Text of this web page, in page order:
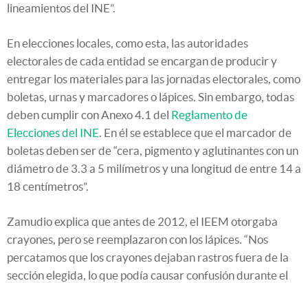
lineamientos del INE”.
En elecciones locales, como esta, las autoridades
electorales de cada entidad se encargan de producir y
entregar los materiales para las jornadas electorales, como
boletas, urnas y marcadores o lápices. Sin embargo, todas
deben cumplir con Anexo 4.1 del Reglamento de
Elecciones del INE. En él se establece que el marcador de
boletas deben ser de “cera, pigmento y aglutinantes con un
diámetro de 3.3 a 5 milímetros y una longitud de entre 14 a
18 centímetros”.
Zamudio explica que antes de 2012, el IEEM otorgaba
crayones, pero se reemplazaron con los lápices. “Nos
percatamos que los crayones dejaban rastros fuera de la
sección elegida, lo que podía causar confusión durante el